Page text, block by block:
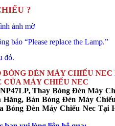
?
ảnh mờ
báo “Please replace the Lamp.”
đỏ.
ĐÈN MÁY CHIẾU NEC
CỦA MÁY CHIẾU NEC
Thay Bóng Đèn Máy
Hãng, Bán Bóng Đèn Máy
Đèn Máy Chiếu Nec Tại